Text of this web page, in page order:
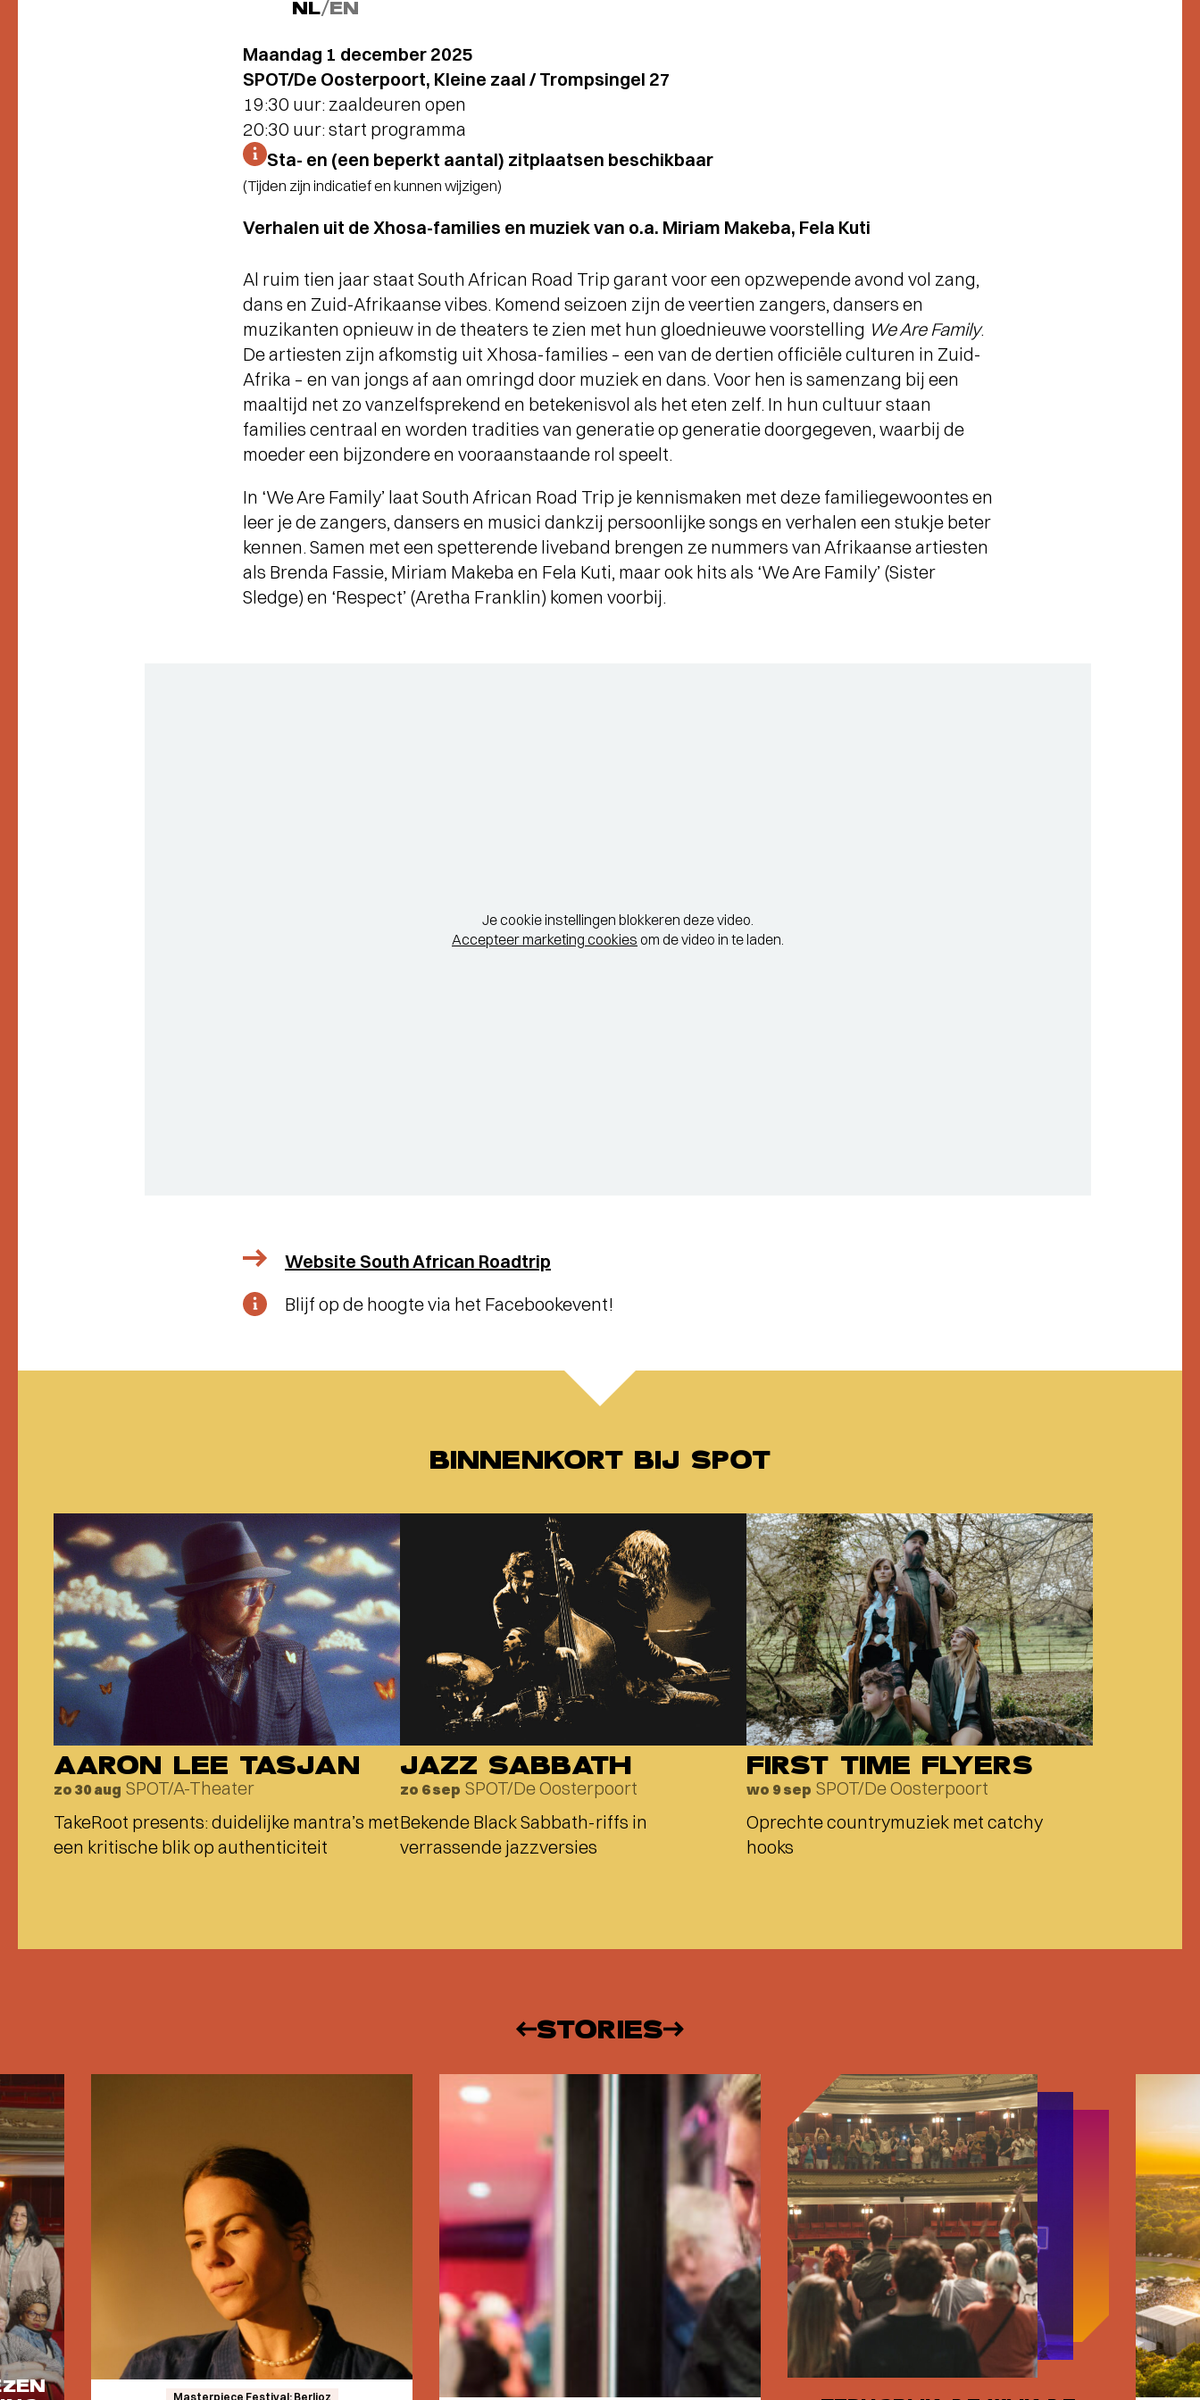
NL/EN
Maandag 1 december 2025
SPOT/De Oosterpoort, Kleine zaal / Trompsingel 27
19:30 uur: zaaldeuren open
20:30 uur: start programma
Sta- en (een beperkt aantal) zitplaatsen beschikbaar
(Tijden zijn indicatief en kunnen wijzigen)
Verhalen uit de Xhosa-families en muziek van o.a. Miriam Makeba, Fela Kuti
Al ruim tien jaar staat South African Road Trip garant voor een opzwepende avond vol zang,
dans en Zuid-Afrikaanse vibes. Komend seizoen zijn de veertien zangers, dansers en
muzikanten opnieuw in de theaters te zien met hun gloednieuwe voorstelling We Are Family.
De artiesten zijn afkomstig uit Xhosa-families – een van de dertien officiële culturen in Zuid-
Afrika – en van jongs af aan omringd door muziek en dans. Voor hen is samenzang bij een
maaltijd net zo vanzelfsprekend en betekenisvol als het eten zelf. In hun cultuur staan
families centraal en worden tradities van generatie op generatie doorgegeven, waarbij de
moeder een bijzondere en vooraanstaande rol speelt.
In ‘We Are Family’ laat South African Road Trip je kennismaken met deze familiegewoontes en
leer je de zangers, dansers en musici dankzij persoonlijke songs en verhalen een stukje beter
kennen. Samen met een spetterende liveband brengen ze nummers van Afrikaanse artiesten
als Brenda Fassie, Miriam Makeba en Fela Kuti, maar ook hits als ‘We Are Family’ (Sister
Sledge) en ‘Respect’ (Aretha Franklin) komen voorbij.
Je cookie instellingen blokkeren deze video.
Accepteer marketing cookies om de video in te laden.
Website South African Roadtrip
Blijf op de hoogte via het Facebookevent!
BINNENKORT BIJ SPOT
AARON LEE TASJAN
zo 30 aug SPOT/A-Theater
TakeRoot presents: duidelijke mantra’s met
een kritische blik op authenticiteit
JAZZ SABBATH
zo 6 sep SPOT/De Oosterpoort
Bekende Black Sabbath-riffs in
verrassende jazzversies
FIRST TIME FLYERS
wo 9 sep SPOT/De Oosterpoort
Oprechte countrymuziek met catchy
hooks
STORIES
Masterpiece Festival: Berlioz